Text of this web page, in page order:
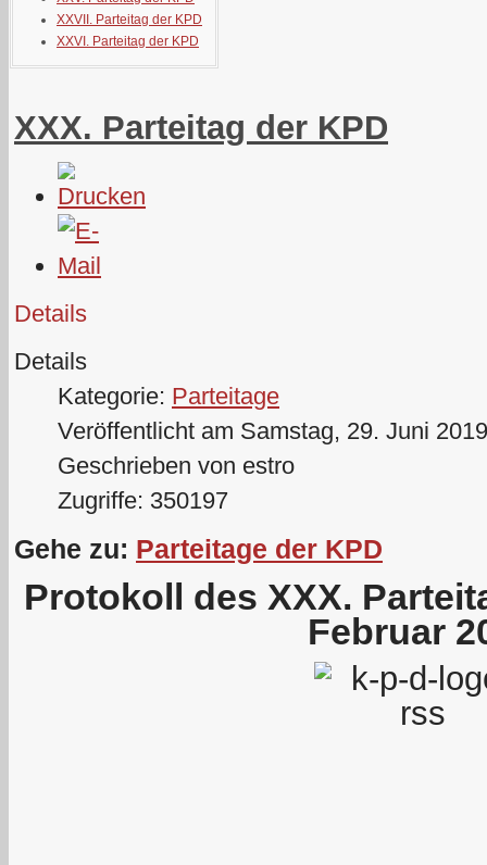
XXVII. Parteitag der KPD
XXVI. Parteitag der KPD
XXX. Parteitag der KPD
Details
Details
Kategorie: Parteitage
Veröffentlicht am Samstag, 29. Juni
Geschrieben von estro
Zugriffe: 350197
Gehe zu: Parteitage der KPD
Protokoll des XXX.
Februar